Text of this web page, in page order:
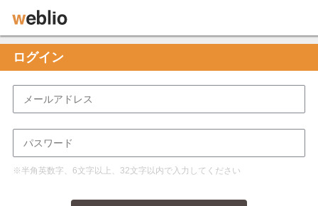
ログイン
※半角英数字、6文字以上、32文字以内で入力してください